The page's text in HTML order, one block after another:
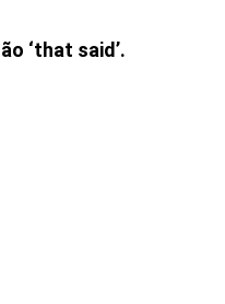
‘that said’.